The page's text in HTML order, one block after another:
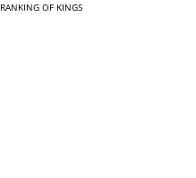
RANKING OF KINGS